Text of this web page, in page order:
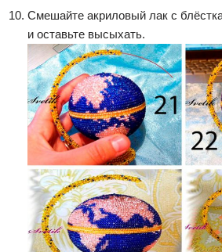
Смешайте акриловый лак с
и оставьте высыхать.